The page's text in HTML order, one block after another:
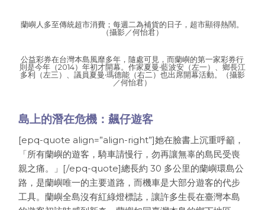
蘭嶼人多至傳統超市消費；每週二為補貨的日子，超市顯得熱鬧。
（攝影／何怡君）
公益彩券在台灣本島風靡多年，隨處可見，而蘭嶼的第一家彩券行
則是今年（2014）年初才開幕。作家夏曼‧藍波安（左一）、鄉長江
多利（左三）、議員夏曼‧瑪德能（右二）也出席開幕活動。（攝影
／何怡君）
島上的潛在危機：飆仔遊客
[epq-quote align=”align-right”]她在臉書上沉重呼籲，
「所有蘭嶼的遊客，騎車請慢行，勿再讓無辜的島民受喪
親之痛。」[/epq-quote]總長約 30 多公里的蘭嶼環島公
路，是蘭嶼唯一的主要道路，而機車是大部分遊客的代步
工具。蘭嶼全島沒有紅綠燈標誌，讓許多生長在臺灣本島